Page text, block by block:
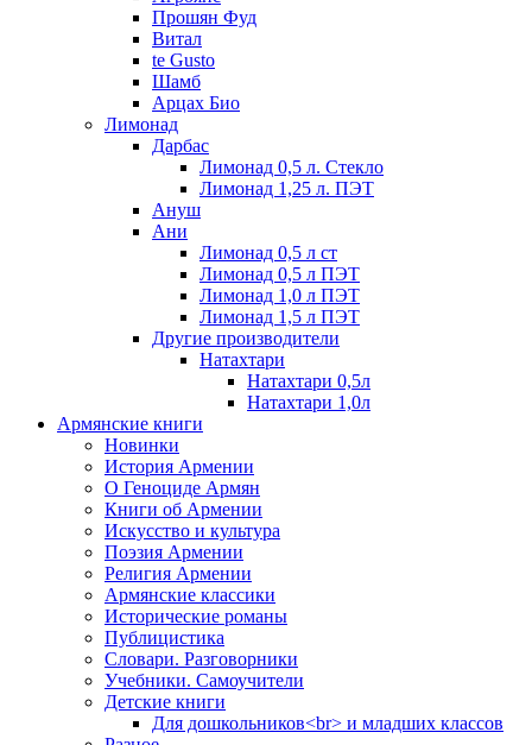
Прошян Фуд
Витал
te Gusto
Шамб
Арцах Био
Лимонад
Дарбас
Лимонад 0,5 л. Стекло
Лимонад 1,25 л. ПЭТ
Ануш
Ани
Лимонад 0,5 л ст
Лимонад 0,5 л ПЭТ
Лимонад 1,0 л ПЭТ
Лимонад 1,5 л ПЭТ
Другие производители
Натахтари
Натахтари 0,5л
Натахтари 1,0л
Армянские книги
Новинки
История Армении
О Геноциде Армян
Книги об Армении
Иcкусство и культура
Поэзия Армении
Религия Армении
Армянские классики
Исторические романы
Публицистика
Словари. Разговорники
Учебники. Самоучители
Детские книги
Для дошкольников<br> и младших классов